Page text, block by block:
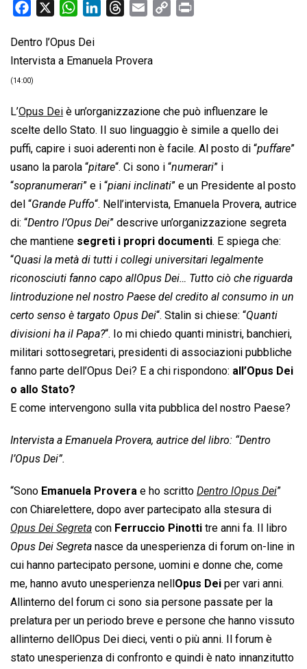
c
e
b
o
k
W
a
t
p
p
k
I
n
e
s
i
n
k
Dentro l’Opus Dei
Intervista a Emanuela Provera
(14:00)
L’Opus Dei è un’organizzazione che può influenzare le
scelte dello Stato. Il suo linguaggio è simile a quello dei
puffi, capire i suoi aderenti non è facile. Al posto di “puffare”
usano la parola “pitare“. Ci sono i “numerari” i
“sopranumerari” e i “piani inclinati” e un Presidente al posto
del “Grande Puffo“. Nell’intervista, Emanuela Provera, autrice
di: “Dentro l’Opus Dei” descrive un’organizzazione segreta
che mantiene segreti i propri documenti. E spiega che:
“Quasi la metà di tutti i collegi universitari legalmente
riconosciuti fanno capo allOpus Dei… Tutto ciò che riguarda
lintroduzione nel nostro Paese del credito al consumo in un
certo senso è targato Opus Dei“. Stalin si chiese: “Quanti
divisioni ha il Papa?“. Io mi chiedo quanti ministri, banchieri,
militari sottosegretari, presidenti di associazioni pubbliche
fanno parte dell’Opus Dei? E a chi rispondono: all’Opus Dei
o allo Stato?
E come intervengono sulla vita pubblica del nostro Paese?
Intervista a Emanuela Provera, autrice del libro: “Dentro
l’Opus Dei”.
“Sono Emanuela Provera e ho scritto  Dentro lOpus Dei”
con Chiarelettere, dopo aver partecipato alla stesura di
Opus Dei Segreta  con Ferruccio Pinotti tre anni fa. Il libro
Opus Dei Segreta  nasce da unesperienza di forum on-line in
cui hanno partecipato persone, uomini e donne che, come
me, hanno avuto unesperienza nell Opus Dei per vari anni.
Allinterno del forum ci sono sia persone passate per la
prelatura per un periodo breve e persone che hanno vissuto
allinterno dellOpus Dei dieci, venti o più anni. Il forum è
stato unesperienza di confronto e quindi è nato innanzitutto